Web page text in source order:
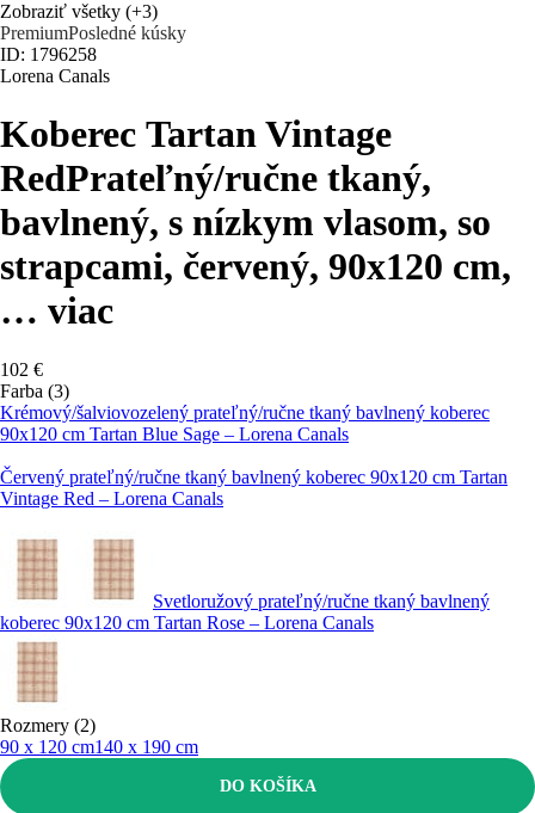
Zobraziť všetky (+3)
PremiumPosledné kúsky
ID: 1796258
Lorena Canals
Koberec Tartan Vintage
RedPrateľný/ručne tkaný,
bavlnený, s nízkym vlasom, so
strapcami, červený, 90x120 cm,
… viac
102 €
Farba (3)
Krémový/šalviovozelený prateľný/ručne tkaný bavlnený koberec
90x120 cm Tartan Blue Sage – Lorena Canals
Červený prateľný/ručne tkaný bavlnený koberec 90x120 cm Tartan
Vintage Red – Lorena Canals
Svetloružový prateľný/ručne tkaný bavlnený
koberec 90x120 cm Tartan Rose – Lorena Canals
Rozmery (2)
90 x 120 cm140 x 190 cm
DO KOŠÍKA